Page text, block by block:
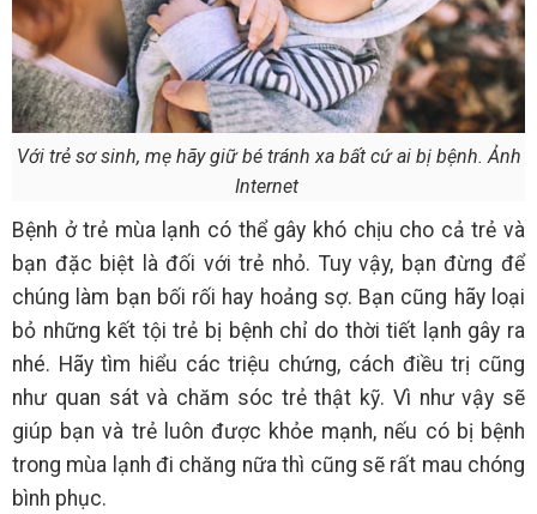
Với trẻ sơ sinh, mẹ hãy giữ bé tránh xa bất cứ ai bị bệnh. Ảnh
Internet
Bệnh ở trẻ mùa lạnh có thể gây khó chịu cho cả trẻ và
bạn đặc biệt là đối với trẻ nhỏ. Tuy vậy, bạn đừng để
chúng làm bạn bối rối hay hoảng sợ. Bạn cũng hãy loại
bỏ những kết tội trẻ bị bệnh chỉ do thời tiết lạnh gây ra
nhé. Hãy tìm hiểu các triệu chứng, cách điều trị cũng
như quan sát và chăm sóc trẻ thật kỹ. Vì như vậy sẽ
giúp bạn và trẻ luôn được khỏe mạnh, nếu có bị bệnh
trong mùa lạnh đi chăng nữa thì cũng sẽ rất mau chóng
bình phục.